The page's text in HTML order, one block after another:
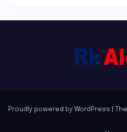
Proudly powered by WordPress